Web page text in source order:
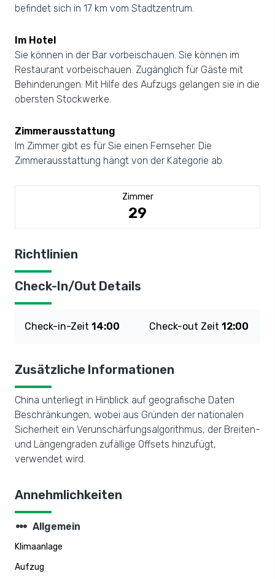
befindet sich in 17 km vom Stadtzentrum.
Im Hotel
Sie können in der Bar vorbeischauen. Sie können im
Restaurant vorbeischauen. Zugänglich für Gäste mit
Behinderungen: Mit Hilfe des Aufzugs gelangen sie in die
obersten Stockwerke.
Zimmerausstattung
Im Zimmer gibt es für Sie einen Fernseher. Die
Zimmerausstattung hängt von der Kategorie ab.
Zimmer
29
Richtlinien
Check-In/Out Details
Check-in-Zeit 14:00 Check-out Zeit 12:00
Zusätzliche Informationen
China unterliegt in Hinblick auf geografische Daten
Beschränkungen, wobei aus Gründen der nationalen
Sicherheit ein Verunschärfungsalgorithmus, der Breiten-
und Längengraden zufällige Offsets hinzufügt,
verwendet wird.
Annehmlichkeiten
steppers Allgemein
Klimaanlage
Aufzug